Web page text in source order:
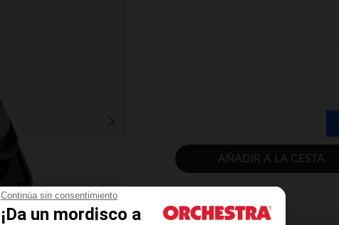
Continúa sin consentimiento
¡Da un mordisco a
AÑADIR A LA CESTA